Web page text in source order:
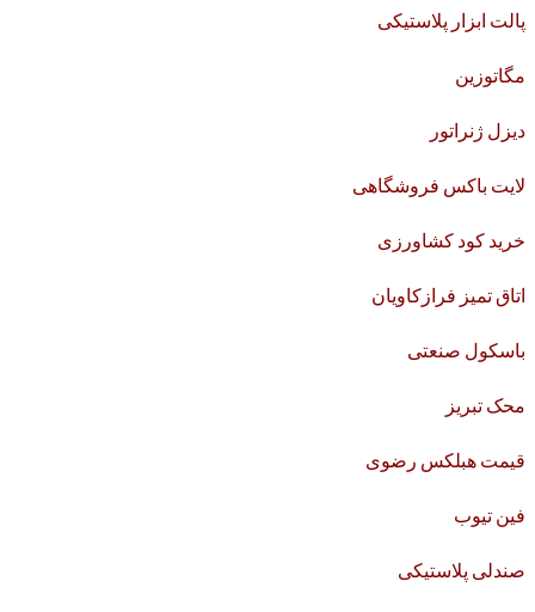
پالت ابزار پلاستیکی
مگاتوزین
دیزل ژنراتور
لایت باکس فروشگاهی
خرید کود کشاورزی
اتاق تمیز فرازکاویان
باسکول صنعتی
محک تبریز
قیمت هبلکس رضوی
فین تیوب
صندلی پلاستیکی